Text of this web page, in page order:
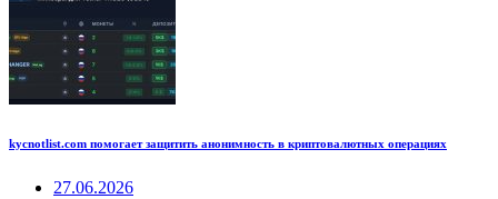
kycnotlist.com помогает защитить анонимность в криптовалютных операциях
27.06.2026